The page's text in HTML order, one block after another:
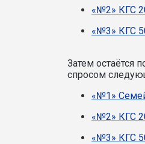
«№2» КГС
«№3» КГС
Затем остаётся
спросом
«№1»
«№2» КГС
«№3» КГС